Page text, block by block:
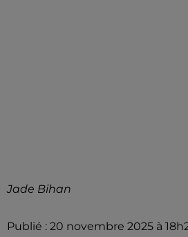
Jade Bihan
Publié : 20 novembre 2025 à